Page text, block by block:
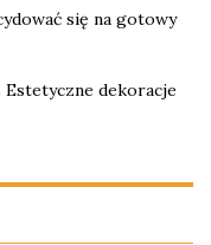
się na gotowy
dekoracje